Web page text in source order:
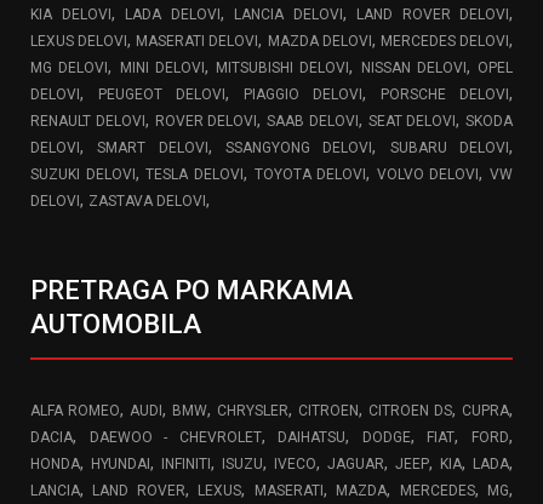
KIA DELOVI , LADA DELOVI , LANCIA DELOVI , LAND ROVER DELOVI ,
LEXUS DELOVI, MASERATI DELOVI, MAZDA DELOVI , MERCEDES DELOVI,
MG DELOVI, MINI DELOVI , MITSUBISHI DELOVI, NISSAN DELOVI , OPEL
DELOVI , PEUGEOT DELOVI , PIAGGIO DELOVI , PORSCHE DELOVI ,
RENAULT DELOVI , ROVER DELOVI, SAAB DELOVI , SEAT DELOVI, SKODA
DELOVI ,SMART DELOVI ,SSANGYONG DELOVI, SUBARU DELOVI,
SUZUKI DELOVI ,TESLA DELOVI , TOYOTA DELOVI, VOLVO DELOVI, VW
DELOVI , ZASTAVA DELOVI ,
PRETRAGA PO MARKAMA
AUTOMOBILA
ALFA ROMEO, AUDI , BMW, CHRYSLER, CITROEN, CITROEN DS, CUPRA,
DACIA, DAEWOO - CHEVROLET, DAIHATSU, DODGE, FIAT, FORD,
HONDA, HYUNDAI , INFINITI , ISUZU, IVECO, JAGUAR, JEEP, KIA, LADA,
LANCIA, LAND ROVER, LEXUS, MASERATI , MAZDA, MERCEDES, MG,